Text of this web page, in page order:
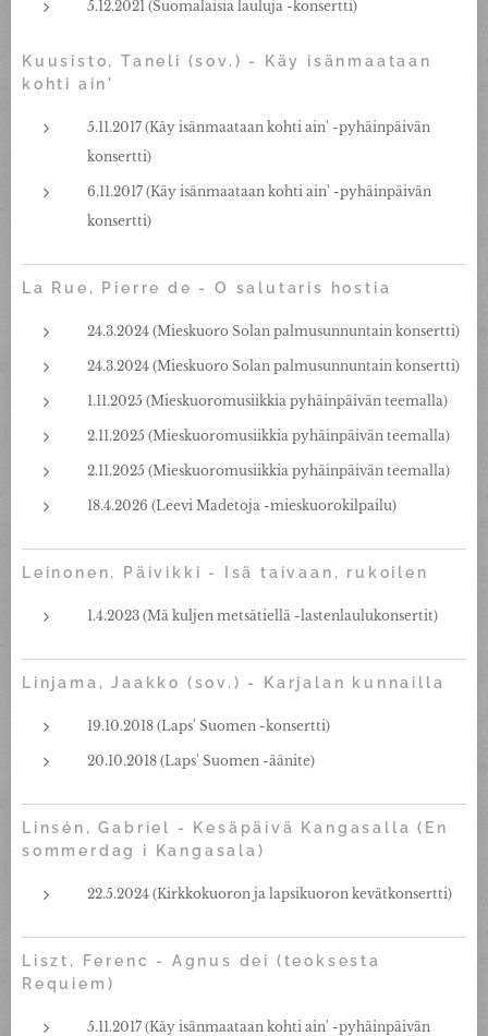
5.12.2021 (Suomalaisia lauluja -konsertti)
Kuusisto, Taneli (sov.) - Käy isänmaataan
kohti ain'
5.11.2017 (Käy isänmaataan kohti ain' -pyhäinpäivän
konsertti)
6.11.2017 (Käy isänmaataan kohti ain' -pyhäinpäivän
konsertti)
La Rue, Pierre de - O salutaris hostia
24.3.2024 (Mieskuoro Solan palmusunnuntain konsertti)
24.3.2024 (Mieskuoro Solan palmusunnuntain konsertti)
1.11.2025 (Mieskuoromusiikkia pyhäinpäivän teemalla)
2.11.2025 (Mieskuoromusiikkia pyhäinpäivän teemalla)
2.11.2025 (Mieskuoromusiikkia pyhäinpäivän teemalla)
18.4.2026 (Leevi Madetoja -mieskuorokilpailu)
Leinonen, Päivikki - Isä taivaan, rukoilen
1.4.2023 (Mä kuljen metsätiellä -lastenlaulukonsertit)
Linjama, Jaakko (sov.) - Karjalan kunnailla
19.10.2018 (Laps' Suomen -konsertti)
20.10.2018 (Laps' Suomen -äänite)
Linsén, Gabriel - Kesäpäivä Kangasalla (En
sommerdag i Kangasala)
22.5.2024 (Kirkkokuoron ja lapsikuoron kevätkonsertti)
Liszt, Ferenc - Agnus dei (teoksesta
Requiem)
5.11.2017 (Käy isänmaataan kohti ain' -pyhäinpäivän